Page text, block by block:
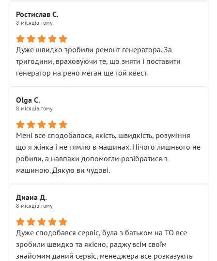
Хотілося б більше:
• належної уваги до авто
• прозорості в роботах і рахунках
• реальної діагностики, а не формального
“подивились і поїхав”
На жаль, складається враження, що сервіс працює не
Стосовно комунікації - все добре
звертатися до цього автосервісу.
Ростислав С.
8 місяців тому
Дуже швидко зробили ремонт генератора. За
тригодини, враховуючи те, що зняти і поставити
генератор на рено меган ще той квест.
Olga С.
8 місяців тому
Мені все сподобалося, якість, швидкість, розуміння
що я жінка і не тямлю в машинах. Нічого лишнього не
робили, а навпаки допомогли розібратися з
машиною. Дякую ви чудові.
Диана Д.
8 місяців тому
Дуже сподобався сервіс, була з батьком на ТО все
зробили швидко та якісно, раджу всім своїм
знайомим даний сервіс, менеджера все розказують